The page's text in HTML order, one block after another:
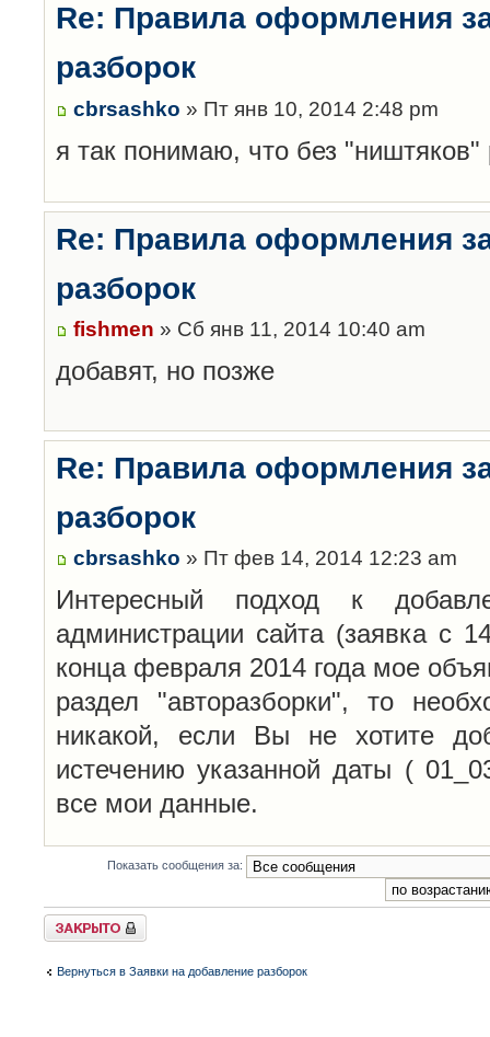
Re: Правила оформления
разборок
cbrsashko » Пт янв 10, 2014 2:48 pm
я так понимаю, что без "ништяков"
Re: Правила оформления
разборок
fishmen » Сб янв 11, 2014 10:40 am
добавят, но позже
Re: Правила оформления
разборок
cbrsashko » Пт фев 14, 2014 12:23 am
Интересный подход к
администрации сайта (заявка с
конца февраля 2014 года мое
раздел "авторазборки", то
никакой, если Вы не хотите
истечению указанной даты (
все мои данные.
Показать сообщения за:
Закрыто
Вернуться в Заявки на добавление разборок